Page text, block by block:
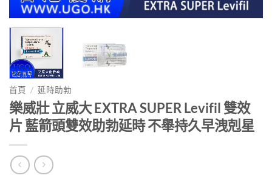
首頁 / 延時助勃
樂威壯 立威大 EXTRA SUPER Levifil 雙效
片 藍箭頭雙效助勃延時 不舉持久早洩剋星